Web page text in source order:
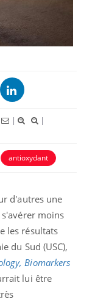
|
|
antioxydant
d'autres une
moins
les résultats
du Sud (USC),
Biomarkers
lui être